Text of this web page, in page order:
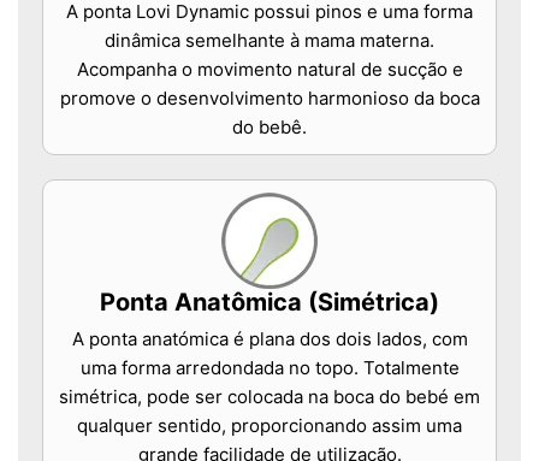
A ponta Lovi Dynamic possui pinos e uma forma
dinâmica semelhante à mama materna.
Acompanha o movimento natural de sucção e
promove o desenvolvimento harmonioso da boca
do bebê.
Ponta Anatômica (Simétrica)
A ponta anatómica é plana dos dois lados, com
uma forma arredondada no topo. Totalmente
simétrica, pode ser colocada na boca do bebé em
qualquer sentido, proporcionando assim uma
grande facilidade de utilização.